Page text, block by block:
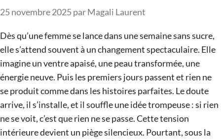
25 novembre 2025parMagali Laurent
Dès qu’une femme se lance dans une semaine sans sucre,
elle s’attend souvent à un changement spectaculaire. Elle
imagine un ventre apaisé, une peau transformée, une
énergie neuve. Puis les premiers jours passent et rien ne
se produit comme dans les histoires parfaites. Le doute
arrive, il s’installe, et il souffle une idée trompeuse : si rien
ne se voit, c’est que rien ne se passe. Cette tension
intérieure devient un piège silencieux. Pourtant, sous la